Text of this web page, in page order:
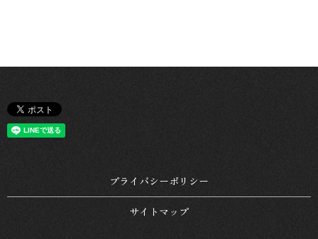
プライバシーポリシー
サイトマップ